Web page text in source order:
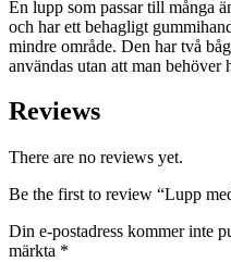
En lupp som passar till många
och har ett behagligt
mindre område. Den har två
användas utan att man behöver
Reviews
There are no reviews yet.
Be the first to review “Lupp
Din e-postadress kommer inte
märkta *